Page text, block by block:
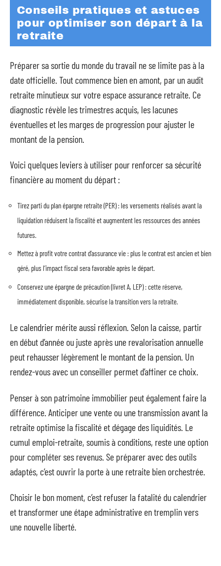
Conseils pratiques et astuces
pour optimiser son départ à la
retraite
Préparer sa sortie du monde du travail ne se limite pas à la
date officielle. Tout commence bien en amont, par un audit
retraite minutieux sur votre espace assurance retraite. Ce
diagnostic révèle les trimestres acquis, les lacunes
éventuelles et les marges de progression pour ajuster le
montant de la pension.
Voici quelques leviers à utiliser pour renforcer sa sécurité
financière au moment du départ :
Tirez parti du plan épargne retraite (PER) : les versements réalisés avant la
liquidation réduisent la fiscalité et augmentent les ressources des années
futures.
Mettez à profit votre contrat d’assurance vie : plus le contrat est ancien et bien
géré, plus l’impact fiscal sera favorable après le départ.
Conservez une épargne de précaution (livret A, LEP) : cette réserve,
immédiatement disponible, sécurise la transition vers la retraite.
Le calendrier mérite aussi réflexion. Selon la caisse, partir
en début d’année ou juste après une revalorisation annuelle
peut rehausser légèrement le montant de la pension. Un
rendez-vous avec un conseiller permet d’affiner ce choix.
Penser à son patrimoine immobilier peut également faire la
différence. Anticiper une vente ou une transmission avant la
retraite optimise la fiscalité et dégage des liquidités. Le
cumul emploi-retraite, soumis à conditions, reste une option
pour compléter ses revenus. Se préparer avec des outils
adaptés, c’est ouvrir la porte à une retraite bien orchestrée.
Choisir le bon moment, c’est refuser la fatalité du calendrier
et transformer une étape administrative en tremplin vers
une nouvelle liberté.